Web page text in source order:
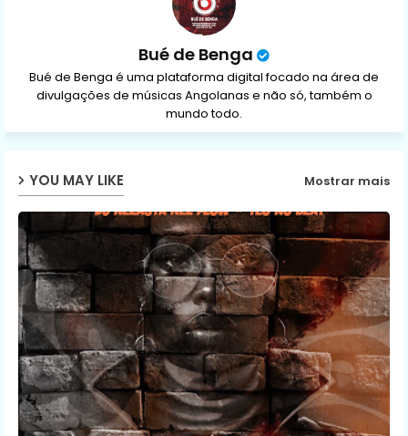
Bué de Benga
Bué de Benga é uma plataforma digital focado na área de
divulgações de músicas Angolanas e não só, também o
mundo todo.
YOU MAY LIKE Mostrar mais